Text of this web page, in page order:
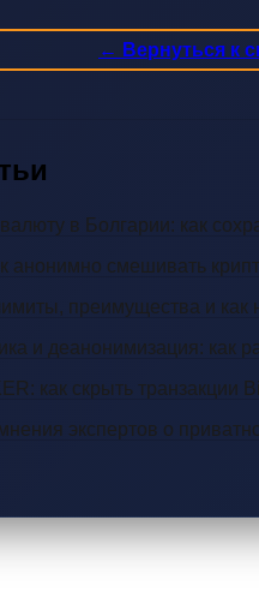
← Вернуться к
в Болгарии: как
анонимно смешивать
преимущества и как
и деанонимизация: как
как скрыть транзакции
экспертов о